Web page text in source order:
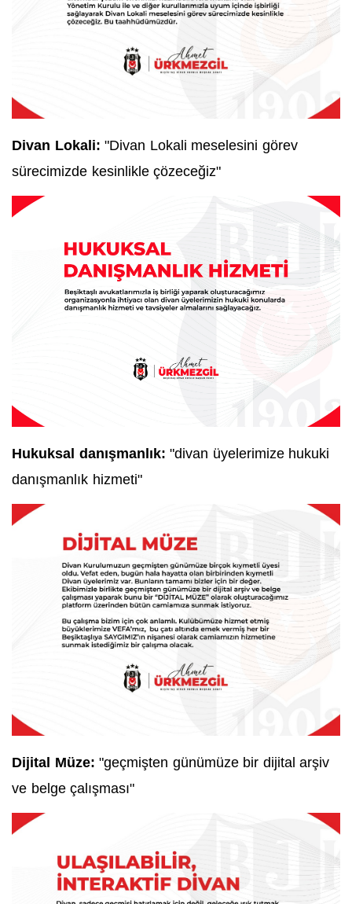
Divan Lokali: "Divan Lokali meselesini görev
sürecimizde kesinlikle çözeceğiz"
Hukuksal danışmanlık: "divan üyelerimize hukuki
danışmanlık hizmeti"
Dijital Müze: "geçmişten günümüze bir dijital arşiv
ve belge çalışması"